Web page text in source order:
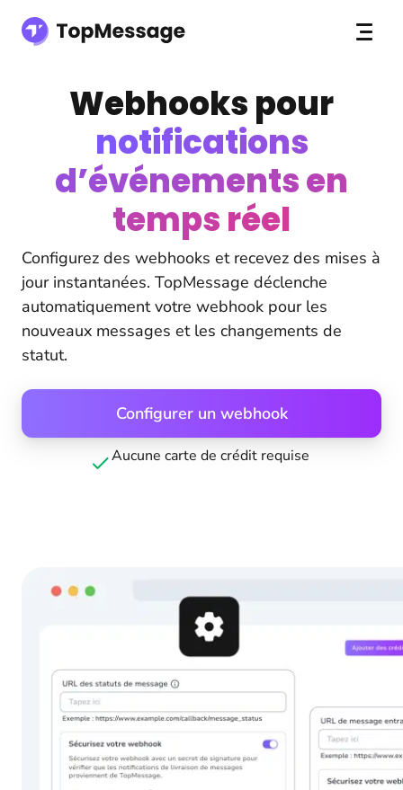
Webhooks pour
notifications
d’événements en
temps réel
Configurez des webhooks et recevez des mises à
jour instantanées. TopMessage déclenche
automatiquement votre webhook pour les
nouveaux messages et les changements de
statut.
Configurer un webhook
Aucune carte de crédit requise